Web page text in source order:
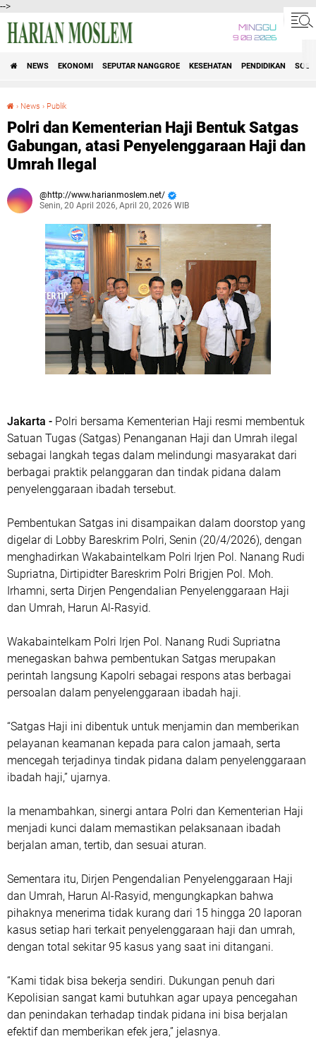
-->
MINGGU
9 08 2026
NEWS EKONOMI SEPUTAR NANGGROE KESEHATAN PENDIDIKAN
› News › Publik
Polri dan Kementerian Haji Bentuk Satgas
Gabungan, atasi Penyelenggaraan Haji dan
Umrah Ilegal
http://www.harianmoslem.net/
Senin, 20 April 2026, April 20, 2026 WIB
Jakarta - Polri bersama Kementerian Haji resmi membentuk
Satuan Tugas (Satgas) Penanganan Haji dan Umrah ilegal
sebagai langkah tegas dalam melindungi masyarakat dari
berbagai praktik pelanggaran dan tindak pidana dalam
penyelenggaraan ibadah tersebut.
Pembentukan Satgas ini disampaikan dalam doorstop yang
digelar di Lobby Bareskrim Polri, Senin (20/4/2026), dengan
menghadirkan Wakabaintelkam Polri Irjen Pol. Nanang Rudi
Supriatna, Dirtipidter Bareskrim Polri Brigjen Pol. Moh.
Irhamni, serta Dirjen Pengendalian Penyelenggaraan Haji
dan Umrah, Harun Al-Rasyid.
Wakabaintelkam Polri Irjen Pol. Nanang Rudi Supriatna
menegaskan bahwa pembentukan Satgas merupakan
perintah langsung Kapolri sebagai respons atas berbagai
persoalan dalam penyelenggaraan ibadah haji.
“Satgas Haji ini dibentuk untuk menjamin dan memberikan
pelayanan keamanan kepada para calon jamaah, serta
mencegah terjadinya tindak pidana dalam penyelenggaraan
ibadah haji,” ujarnya.
Ia menambahkan, sinergi antara Polri dan Kementerian Haji
menjadi kunci dalam memastikan pelaksanaan ibadah
berjalan aman, tertib, dan sesuai aturan.
Sementara itu, Dirjen Pengendalian Penyelenggaraan Haji
dan Umrah, Harun Al-Rasyid, mengungkapkan bahwa
pihaknya menerima tidak kurang dari 15 hingga 20 laporan
kasus setiap hari terkait penyelenggaraan haji dan umrah,
dengan total sekitar 95 kasus yang saat ini ditangani.
“Kami tidak bisa bekerja sendiri. Dukungan penuh dari
Kepolisian sangat kami butuhkan agar upaya pencegahan
dan penindakan terhadap tindak pidana ini bisa berjalan
efektif dan memberikan efek jera,” jelasnya.